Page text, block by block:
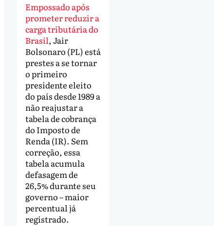
Empossado após
prometer reduzir a
carga tributária do
Brasil, Jair
Bolsonaro (PL) está
prestes a se tornar
o primeiro
presidente eleito
do país desde 1989 a
não reajustar a
tabela de cobrança
do Imposto de
Renda (IR). Sem
correção, essa
tabela acumula
defasagem de
26,5% durante seu
governo – maior
percentual já
registrado.